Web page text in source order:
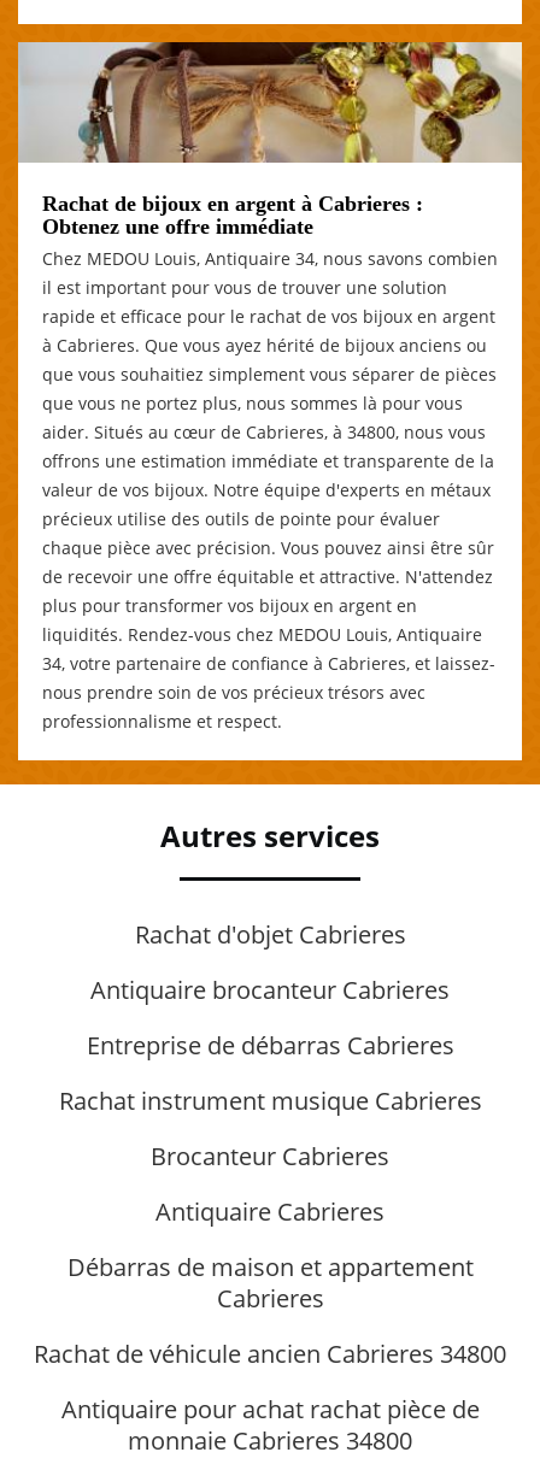
Rachat de bijoux en argent à Cabrieres :
Obtenez une offre immédiate
Chez MEDOU Louis, Antiquaire 34, nous savons combien
il est important pour vous de trouver une solution
rapide et efficace pour le rachat de vos bijoux en argent
à Cabrieres. Que vous ayez hérité de bijoux anciens ou
que vous souhaitiez simplement vous séparer de pièces
que vous ne portez plus, nous sommes là pour vous
aider. Situés au cœur de Cabrieres, à 34800, nous vous
offrons une estimation immédiate et transparente de la
valeur de vos bijoux. Notre équipe d'experts en métaux
précieux utilise des outils de pointe pour évaluer
chaque pièce avec précision. Vous pouvez ainsi être sûr
de recevoir une offre équitable et attractive. N'attendez
plus pour transformer vos bijoux en argent en
liquidités. Rendez-vous chez MEDOU Louis, Antiquaire
34, votre partenaire de confiance à Cabrieres, et laissez-
nous prendre soin de vos précieux trésors avec
professionnalisme et respect.
Autres services
Rachat d'objet Cabrieres
Antiquaire brocanteur Cabrieres
Entreprise de débarras Cabrieres
Rachat instrument musique Cabrieres
Brocanteur Cabrieres
Antiquaire Cabrieres
Débarras de maison et appartement
Cabrieres
Rachat de véhicule ancien Cabrieres 34800
Antiquaire pour achat rachat pièce de
monnaie Cabrieres 34800